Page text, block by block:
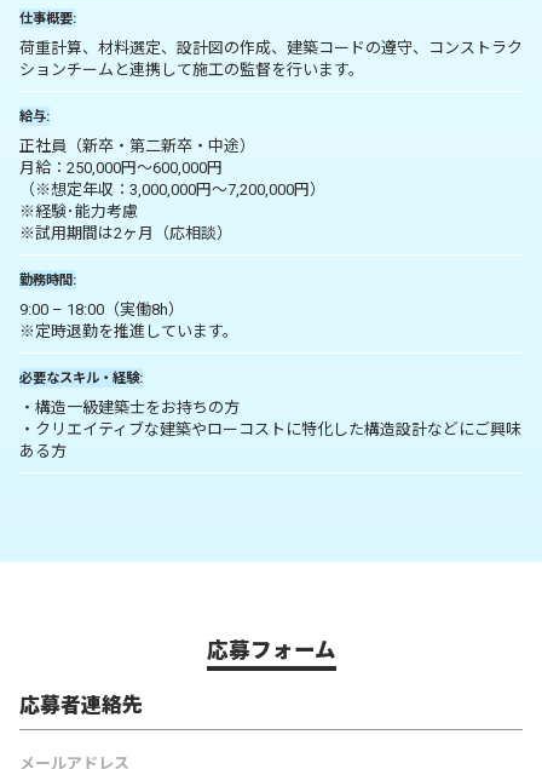
仕事概要
荷重計算、材料選定、設計図の作成、建築コードの遵守、コンストラク
ションチームと連携して施工の監督を行います。
給与
正社員（新卒・第二新卒・中途）
月給：250,000円～600,000円
（※想定年収：3,000,000円～7,200,000円）
※経験･能力考慮
※試用期間は2ヶ月（応相談）
勤務時間
9:00 – 18:00（実働8h）
※定時退勤を推進しています。
必要なスキル・経験
・構造一級建築士をお持ちの方
・クリエイティブな建築やローコストに特化した構造設計などにご興味
ある方
応募フォーム
応募者連絡先
メールアドレス